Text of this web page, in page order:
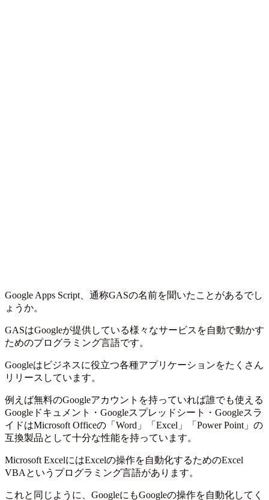
Google Apps Script、通称GASの名前を聞いたことがあるでし
ょうか。
GASはGoogleが提供している様々なサービスを自動で動かす
ためのプログラミング言語です。
Googleはビジネスに役立つ各種アプリケーションをたくさん
リリースしています。
例えば無料のGoogleアカウントを持っていれば誰でも使える
Googleドキュメント・Googleスプレッドシート・Googleスラ
イドはMicrosoft Officeの「Word」「Excel」「Power Point」の
互換製品として十分な性能を持っています。
Microsoft ExcelにはExcelの操作を自動化するためのExcel
VBAというプログラミング言語があります。
これと同じように、GoogleにもGoogleの操作を自動化してく